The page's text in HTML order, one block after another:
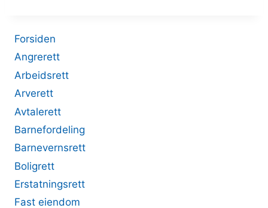
Forsiden
Angrerett
Arbeidsrett
Arverett
Avtalerett
Barnefordeling
Barnevernsrett
Boligrett
Erstatningsrett
Fast eiendom